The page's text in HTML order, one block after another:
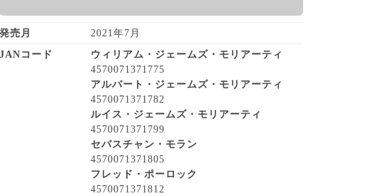
発売月 2021年7月
JANコード
ウィリアム・ジェームズ・モリアーティ
4570071371775
アルバート・ジェームズ・モリアーティ
4570071371782
ルイス・ジェームズ・モリアーティ
4570071371799
セバスチャン・モラン
4570071371805
フレッド・ポーロック
4570071371812